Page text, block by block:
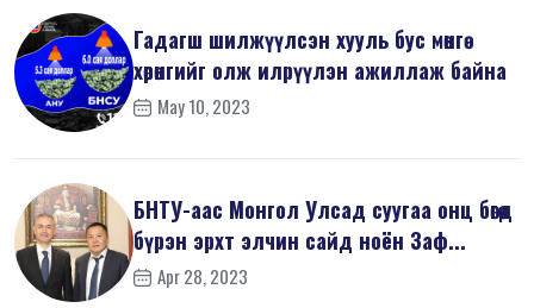
Гадагш шилжүүлсэн хууль бус мөнгө
хөрөнгийг олж илрүүлэн ажиллаж байна
May 10, 2023
БНТУ-аас Монгол Улсад суугаа онц бөгөөд
бүрэн эрхт элчин сайд ноён Заф...
Apr 28, 2023